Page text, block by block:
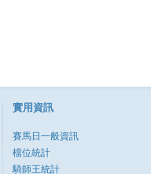
實用資訊
賽馬日一般資訊
檔位統計
騎師王統計